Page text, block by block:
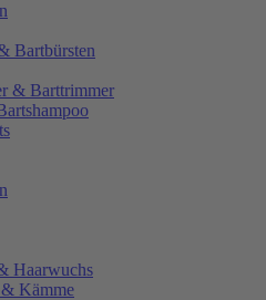
Bartbürsten
& Barttrimmer
Haarwuchs
& Kämme